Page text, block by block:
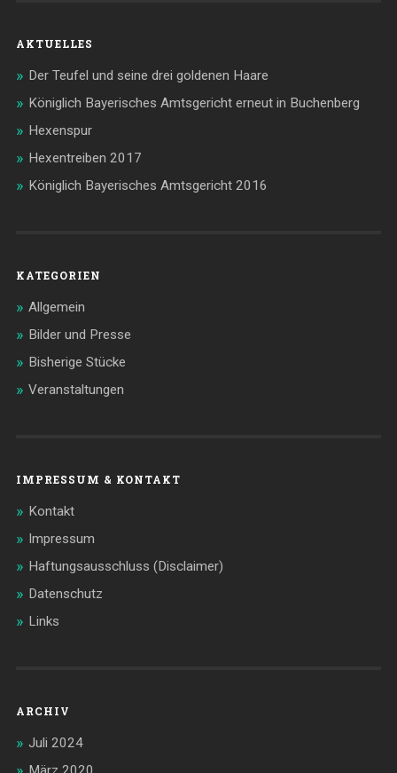
AKTUELLES
Der Teufel und seine drei goldenen Haare
Königlich Bayerisches Amtsgericht erneut in Buchenberg
Hexenspur
Hexentreiben 2017
Königlich Bayerisches Amtsgericht 2016
KATEGORIEN
Allgemein
Bilder und Presse
Bisherige Stücke
Veranstaltungen
IMPRESSUM & KONTAKT
Kontakt
Impressum
Haftungsausschluss (Disclaimer)
Datenschutz
Links
ARCHIV
Juli 2024